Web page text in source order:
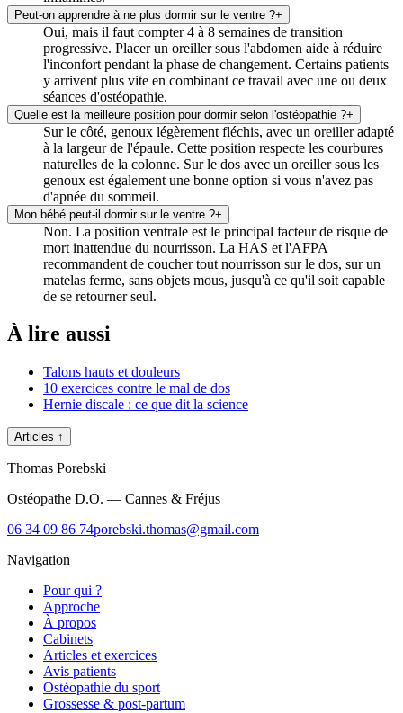
Peut-on apprendre à ne plus dormir sur le ventre ?+
Oui, mais il faut compter 4 à 8 semaines de transition
progressive. Placer un oreiller sous l'abdomen aide à réduire
l'inconfort pendant la phase de changement. Certains patients
y arrivent plus vite en combinant ce travail avec une ou deux
séances d'ostéopathie.
Quelle est la meilleure position pour dormir selon l'ostéopathie ?+
Sur le côté, genoux légèrement fléchis, avec un oreiller adapté
à la largeur de l'épaule. Cette position respecte les courbures
naturelles de la colonne. Sur le dos avec un oreiller sous les
genoux est également une bonne option si vous n'avez pas
d'apnée du sommeil.
Mon bébé peut-il dormir sur le ventre ?+
Non. La position ventrale est le principal facteur de risque de
mort inattendue du nourrisson. La HAS et l'AFPA
recommandent de coucher tout nourrisson sur le dos, sur un
matelas ferme, sans objets mous, jusqu'à ce qu'il soit capable
de se retourner seul.
À lire aussi
Talons hauts et douleurs
10 exercices contre le mal de dos
Hernie discale : ce que dit la science
Articles ↑
Thomas Porebski
Ostéopathe D.O. — Cannes & Fréjus
06 34 09 86 74porebski.thomas@gmail.com
Navigation
Pour qui ?
Approche
À propos
Cabinets
Articles et exercices
Avis patients
Ostéopathie du sport
Grossesse & post-partum